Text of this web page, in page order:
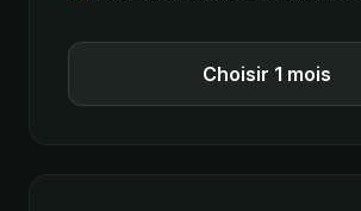
Choisir 1 mois